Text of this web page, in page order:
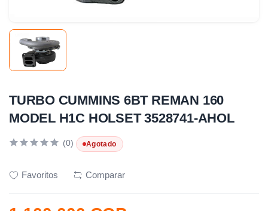
TURBO CUMMINS 6BT REMAN 160
MODEL H1C HOLSET 3528741-AHOL
(0) Agotado
Favoritos Comparar